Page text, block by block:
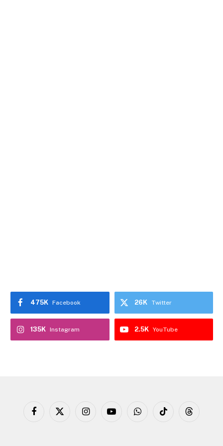
Facebook
475K Twitter
26K
Instagram
135K YouTube
2.5K
Facebook
X
InstagramYouTubeWhatsAppTikTok Threads